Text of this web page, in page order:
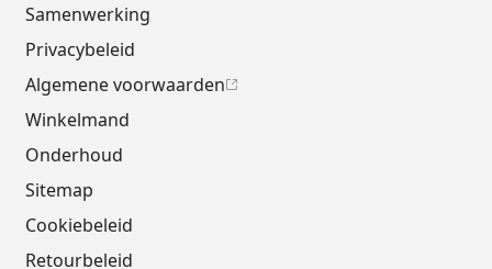
Samenwerking
Privacybeleid
Algemene voorwaarden
Winkelmand
Onderhoud
Sitemap
Cookiebeleid
Retourbeleid